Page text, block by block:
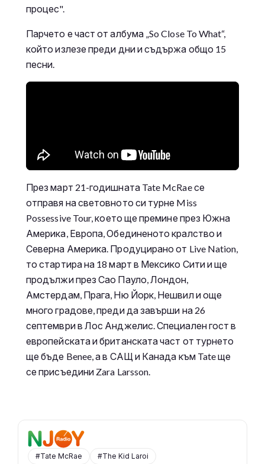
процес".
Парчето е част от албума „So Close To What“,
който излезе преди дни и съдържа общо 15
песни.
През март 21-годишната Tate McRae се
отправя на световното си турне Miss
Possessive Tour, което ще премине през Южна
Америка, Европа, Обединеното кралство и
Северна Америка. Продуцирано от Live Nation,
то стартира на 18 март в Мексико Сити и ще
продължи през Сао Пауло, Лондон,
Амстердам, Прага, Ню Йорк, Нешвил и още
много градове, преди да завърши на 26
септември в Лос Анджелис. Специален гост в
европейската и британската част от турнето
ще бъде Benee, а в САЩ и Канада към Tate ще
се присъедини Zara Larsson.
#Tate McRae #The Kid Laroi